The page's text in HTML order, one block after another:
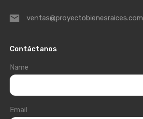
ventas@proyectobienesraices.com
Contáctanos
Name
Email